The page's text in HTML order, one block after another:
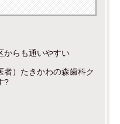
からも通いやすい
者）たきかわの森歯科ク
?